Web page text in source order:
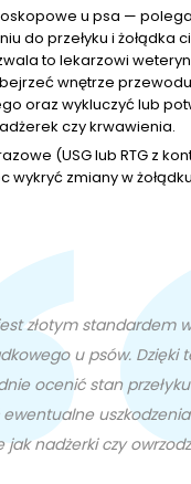
u psa —
do przełyku i żołądka
to lekarzowi
wnętrze przewodu
oraz wykluczyć lub
czy krwawienia.
(USG lub RTG z
wykryć zmiany w
złotym standardem
u psów. Dzięki
ocenić stan
uszkodzenia
jak nadżerki czy